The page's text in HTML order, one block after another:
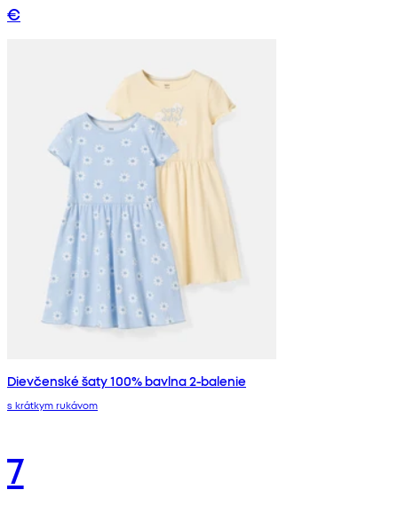
€
Dievčenské šaty 100% bavlna 2-balenie
s krátkym rukávom
7